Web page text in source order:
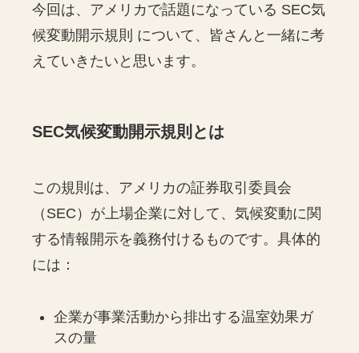
今回は、アメリカで話題になっている SEC気
候変動開示規則 について、皆さんと一緒に考
えていきたいと思います。
SEC気候変動開示規則とは
この規則は、アメリカの証券取引委員会
（SEC）が上場企業に対して、気候変動に関
する情報開示を義務付けるものです。具体的
には：
企業が事業活動から排出する温室効果ガ
スの量